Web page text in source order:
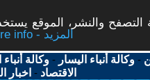
والنشر، الموقع
More info - المزيد
-وكالة أنباء اليسار -وكالة أنباء
الاقتصاد - اخبار